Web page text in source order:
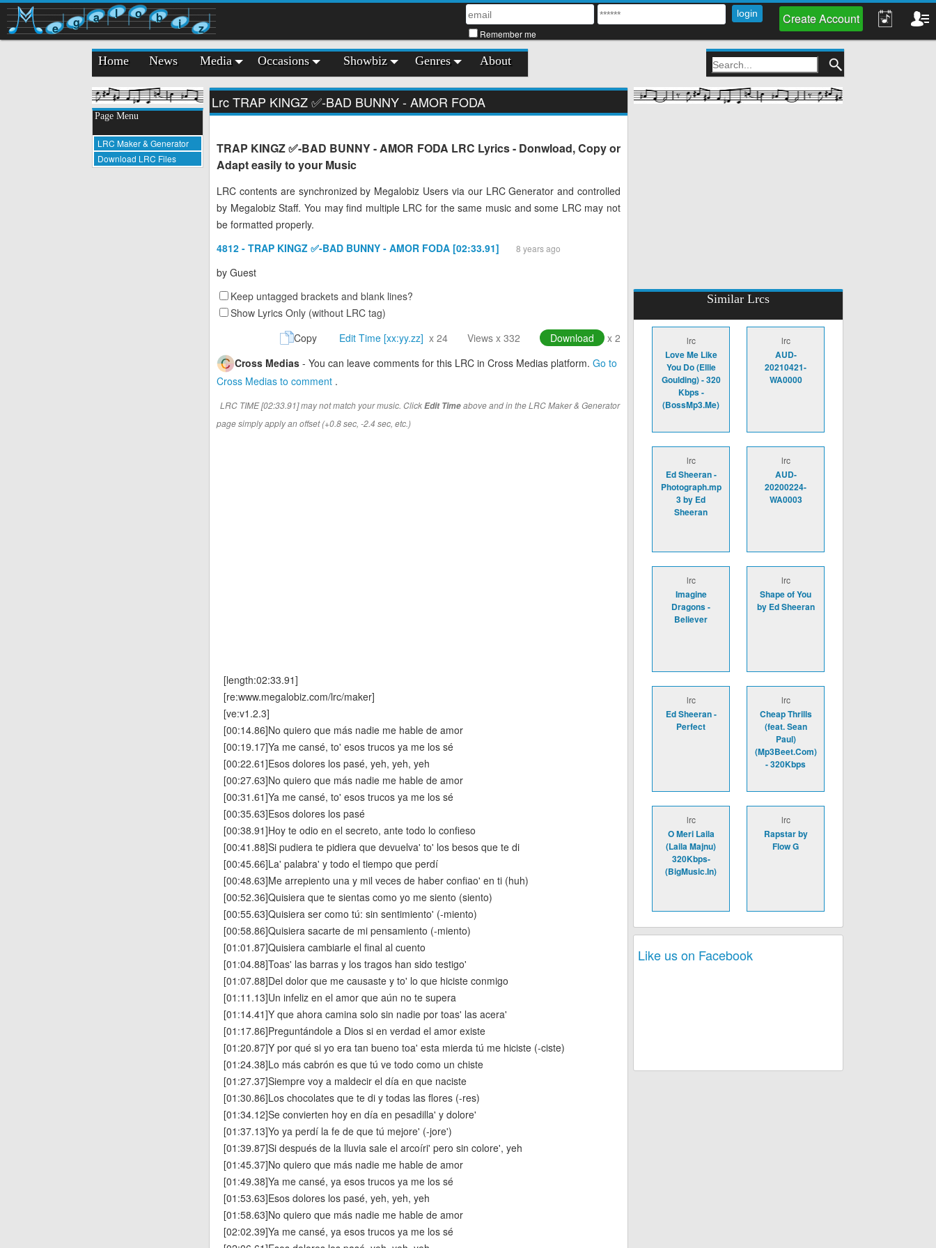
e g a l o b i z Remember me
Create Account
Home News Media Occasions Showbiz Genres About
Page Menu
LRC Maker & Generator
Download LRC Files
Lrc TRAP KINGZ ✅-BAD BUNNY - AMOR FODA
TRAP KINGZ ✅-BAD BUNNY - AMOR FODA LRC Lyrics - Donwload, Copy or
Adapt easily to your Music
LRC contents are synchronized by Megalobiz Users via our LRC Generator and controlled
by Megalobiz Staff. You may find multiple LRC for the same music and some LRC may not
be formatted properly.
4812 - TRAP KINGZ ✅-BAD BUNNY - AMOR FODA [02:33.91]
8 years ago
by Guest
Keep untagged brackets and blank lines?
Show Lyrics Only (without LRC tag)
Copy
Edit Time [xx:yy.zz] x 24 Views x 332 Download
x 2
Cross Medias - You can leave comments for this LRC in Cross Medias platform. Go to
Cross Medias to comment .
LRC TIME [02:33.91] may not match your music. ClickEdit Timeabove and in the LRC Maker & Generator
page simply apply an offset (+0.8 sec, -2.4 sec, etc.)
[length:02:33.91]
[re:www.megalobiz.com/lrc/maker]
[ve:v1.2.3]
[00:14.86]No quiero que más nadie me hable de amor
[00:19.17]Ya me cansé, to' esos trucos ya me los sé
[00:22.61]Esos dolores los pasé, yeh, yeh, yeh
[00:27.63]No quiero que más nadie me hable de amor
[00:31.61]Ya me cansé, to' esos trucos ya me los sé
[00:35.63]Esos dolores los pasé
[00:38.91]Hoy te odio en el secreto, ante todo lo confieso
[00:41.88]Si pudiera te pidiera que devuelva' to' los besos que te di
[00:45.66]La' palabra' y todo el tiempo que perdí
[00:48.63]Me arrepiento una y mil veces de haber confiao' en ti (huh)
[00:52.36]Quisiera que te sientas como yo me siento (siento)
[00:55.63]Quisiera ser como tú: sin sentimiento' (-miento)
[00:58.86]Quisiera sacarte de mi pensamiento (-miento)
[01:01.87]Quisiera cambiarle el final al cuento
[01:04.88]Toas' las barras y los tragos han sido testigo'
[01:07.88]Del dolor que me causaste y to' lo que hiciste conmigo
[01:11.13]Un infeliz en el amor que aún no te supera
[01:14.41]Y que ahora camina solo sin nadie por toas' las acera'
[01:17.86]Preguntándole a Dios si en verdad el amor existe
[01:20.87]Y por qué si yo era tan bueno toa' esta mierda tú me hiciste (-ciste)
[01:24.38]Lo más cabrón es que tú ve todo como un chiste
[01:27.37]Siempre voy a maldecir el día en que naciste
[01:30.86]Los chocolates que te di y todas las flores (-res)
[01:34.12]Se convierten hoy en día en pesadilla' y dolore'
[01:37.13]Yo ya perdí la fe de que tú mejore' (-jore')
[01:39.87]Si después de la lluvia sale el arcoíri' pero sin colore', yeh
[01:45.37]No quiero que más nadie me hable de amor
[01:49.38]Ya me cansé, ya esos trucos ya me los sé
[01:53.63]Esos dolores los pasé, yeh, yeh, yeh
[01:58.63]No quiero que más nadie me hable de amor
[02:02.39]Ya me cansé, ya esos trucos ya me los sé
Similar Lrcs
lrc
Love Me Like
You Do (Ellie
Goulding) - 320
Kbps -
(BossMp3.Me)
lrc
AUD-
20210421-
WA0000
lrc
Ed Sheeran -
Photograph.mp
3 by Ed
Sheeran
lrc
AUD-
20200224-
WA0003
lrc
Imagine
Dragons -
Believer
lrc
Shape of You
by Ed Sheeran
lrc
Ed Sheeran -
Perfect
lrc
Cheap Thrills
(feat. Sean
Paul)
(Mp3Beet.Com)
- 320Kbps
lrc
O Meri Laila
(Laila Majnu)
320Kbps-
(BigMusic.In)
lrc
Rapstar by
Flow G
Like us on Facebook